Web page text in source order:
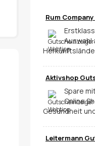
Rum
Auswahl
Aktivshop
Spare
Online
Gesundheit
Leitermann